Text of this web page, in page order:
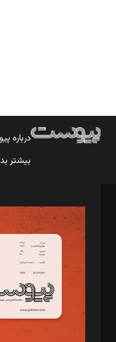
درباره
بیشتر
مدیر مسئول: محمدباقر
سردبیر: مهرک محمودی
دبیر تحریریه: میثم قاسمی
د‌بیر ناداستان: سمانه
د‌بیر خدمت و تجارت:
د‌بیر حقوق فناوری:
د‌بیر پیوست جهان: مینا